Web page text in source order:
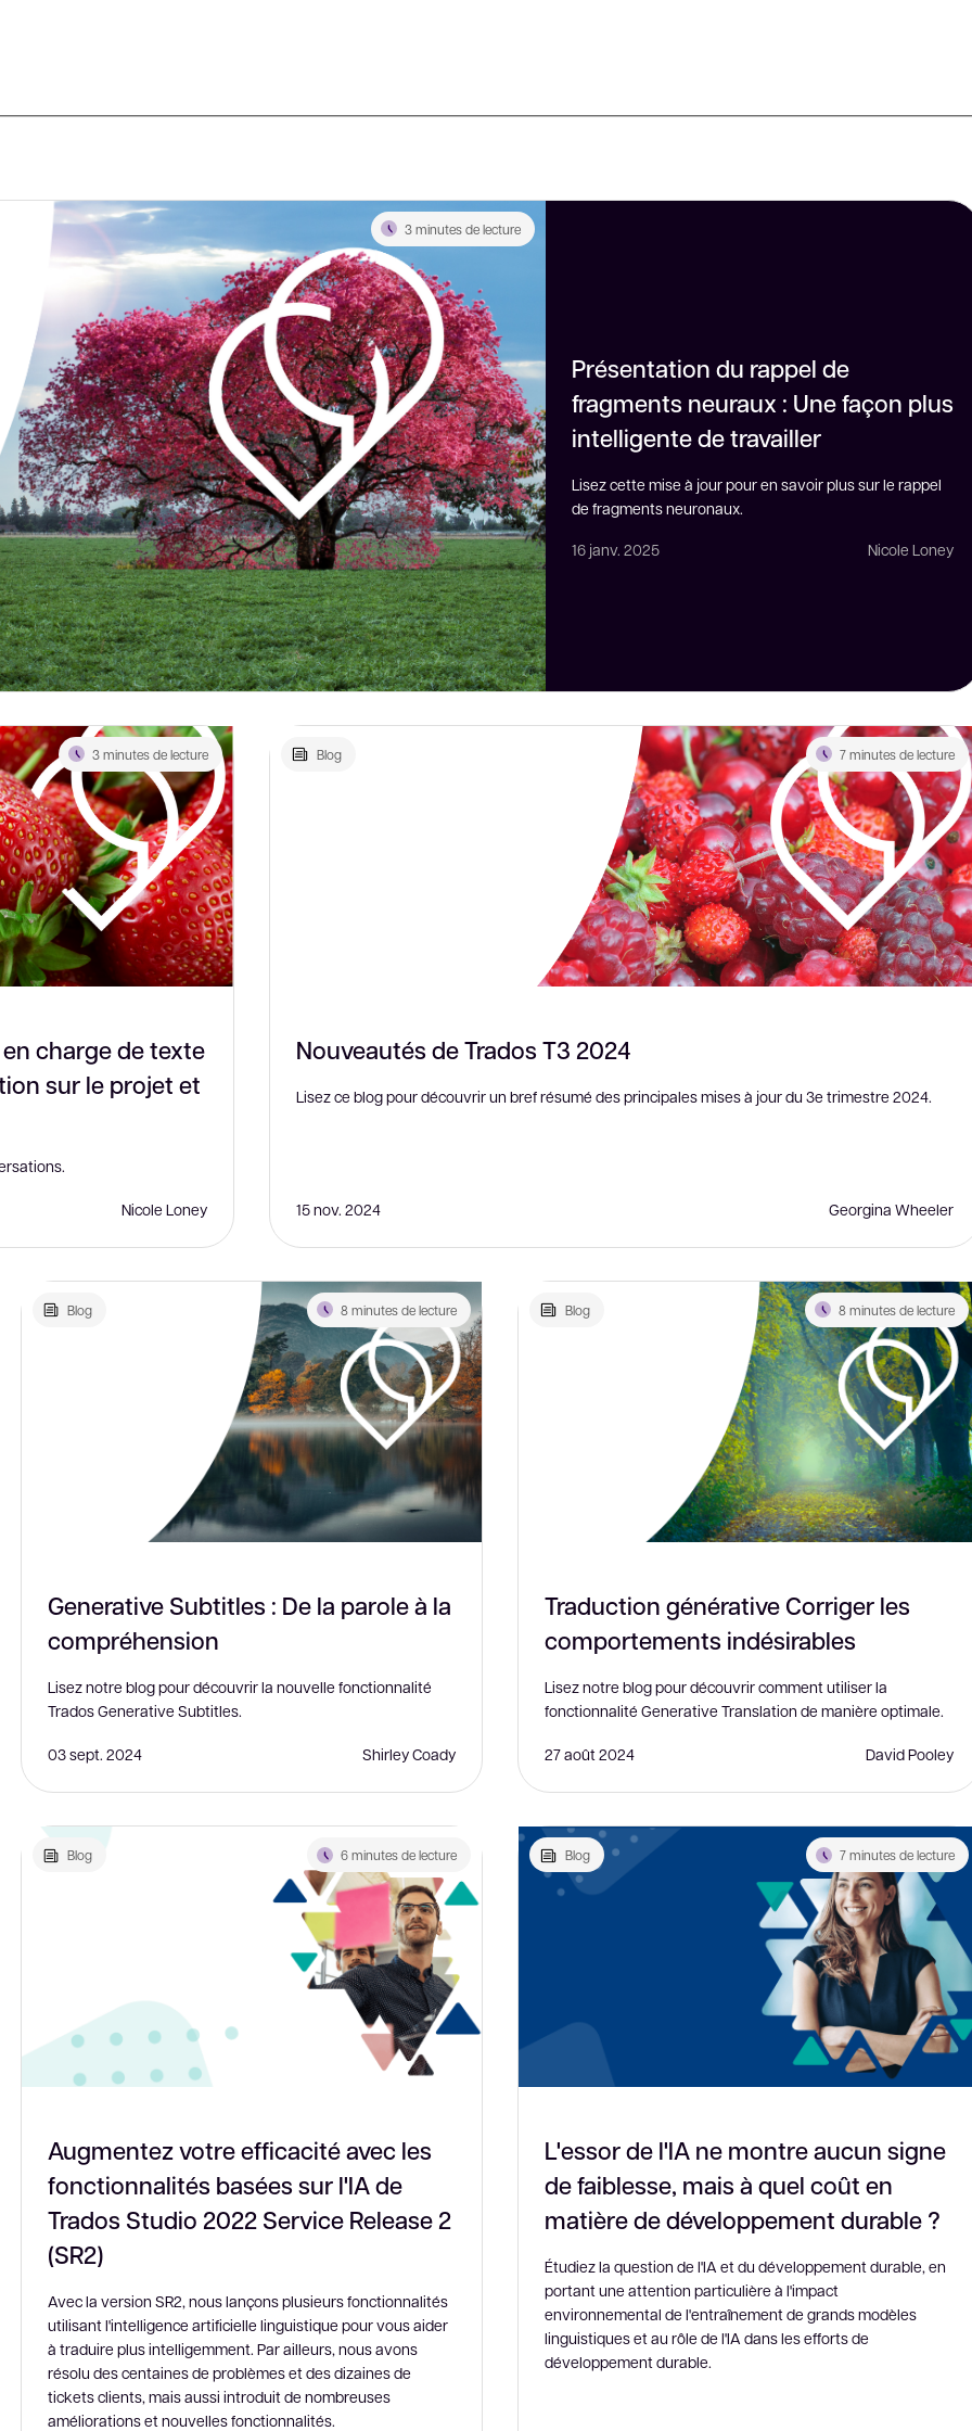
3 minutes de lecture
Présentation du rappel de
fragments neuraux : Une façon plus
intelligente de travailler
Lisez cette mise à jour pour en savoir plus sur le rappel
de fragments neuronaux.
16 janv. 2025 Nicole Loney
3 minutes de lecture
charge de texte
sur le projet et
Nicole Loney
Blog 7 minutes de lecture
Nouveautés de Trados T3 2024
Lisez ce blog pour découvrir un bref résumé des principales mises à jour du 3e trimestre 2024.
15 nov. 2024 Georgina Wheeler
Blog 8 minutes de lecture
Generative Subtitles : De la parole à la
compréhension
Lisez notre blog pour découvrir la nouvelle fonctionnalité
Trados Generative Subtitles.
03 sept. 2024 Shirley Coady
Blog 8 minutes de lecture
Traduction générative Corriger les
comportements indésirables
Lisez notre blog pour découvrir comment utiliser la
fonctionnalité Generative Translation de manière optimale.
27 août 2024 David Pooley
Blog 6 minutes de lecture
Augmentez votre efficacité avec les
fonctionnalités basées sur l'IA de
Trados Studio 2022 Service Release 2
(SR2)
Avec la version SR2, nous lançons plusieurs fonctionnalités
utilisant l'intelligence artificielle linguistique pour vous aider
à traduire plus intelligemment. Par ailleurs, nous avons
résolu des centaines de problèmes et des dizaines de
tickets clients, mais aussi introduit de nombreuses
améliorations et nouvelles fonctionnalités.
Blog 7 minutes de lecture
L'essor de l'IA ne montre aucun signe
de faiblesse, mais à quel coût en
matière de développement durable ?
Étudiez la question de l'IA et du développement durable, en
portant une attention particulière à l'impact
environnemental de l'entraînement de grands modèles
linguistiques et au rôle de l'IA dans les efforts de
développement durable.